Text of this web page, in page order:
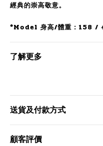
經典的崇高敬意。
*Model 身高/體重：158 /
了解更多
送貨及付款方式
顧客評價